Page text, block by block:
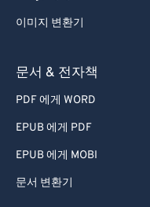
이미지 변환기
문서 & 전자책
PDF 에게 WORD
EPUB 에게 PDF
EPUB 에게 MOBI
문서 변환기